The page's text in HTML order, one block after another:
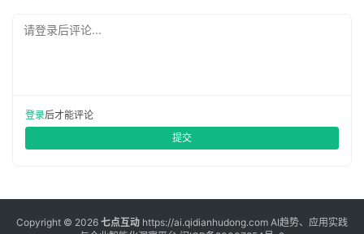
具
联
系
请登录后评论...
登录后才能评论
提交
Copyright © 2026 七点互动 https://ai.qidianhudong.com AI趋势、应用实践